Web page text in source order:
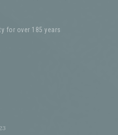
for over 185 years